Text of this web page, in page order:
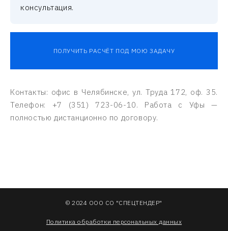
консультация.
ПОЛУЧИТЬ РАСЧЁТ ПОД МОЮ ЗАДАЧУ
Контакты: офис в Челябинске, ул. Труда 172, оф. 35.
Телефон: +7 (351) 723-06-10. Работа с Уфы —
полностью дистанционно по договору.
© 2024 ООО СО "СПЕЦТЕНДЕР"
Политика обработки персональных данных